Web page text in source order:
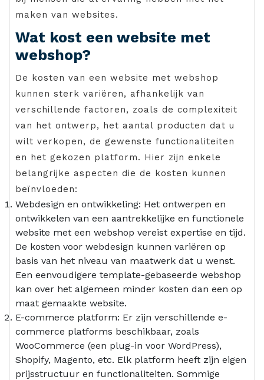
maken van websites.
Wat kost een website met
webshop?
De kosten van een website met webshop
kunnen sterk variëren, afhankelijk van
verschillende factoren, zoals de complexiteit
van het ontwerp, het aantal producten dat u
wilt verkopen, de gewenste functionaliteiten
en het gekozen platform. Hier zijn enkele
belangrijke aspecten die de kosten kunnen
beïnvloeden:
Webdesign en ontwikkeling: Het ontwerpen en
ontwikkelen van een aantrekkelijke en functionele
website met een webshop vereist expertise en tijd.
De kosten voor webdesign kunnen variëren op
basis van het niveau van maatwerk dat u wenst.
Een eenvoudigere template-gebaseerde webshop
kan over het algemeen minder kosten dan een op
maat gemaakte website.
E-commerce platform: Er zijn verschillende e-
commerce platforms beschikbaar, zoals
WooCommerce (een plug-in voor WordPress),
Shopify, Magento, etc. Elk platform heeft zijn eigen
prijsstructuur en functionaliteiten. Sommige